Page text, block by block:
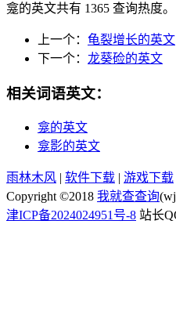
龛的英文共有 1365 查询热度。
上一个： 龟裂增长的英文
下一个： 龙葵硷的英文
相关词语英文：
龛的英文
龛影的英文
雨林木风 | 软件下载 | 游戏下载
Copyright ©2018 我就查查询
津ICP备2024024951号-8 站长